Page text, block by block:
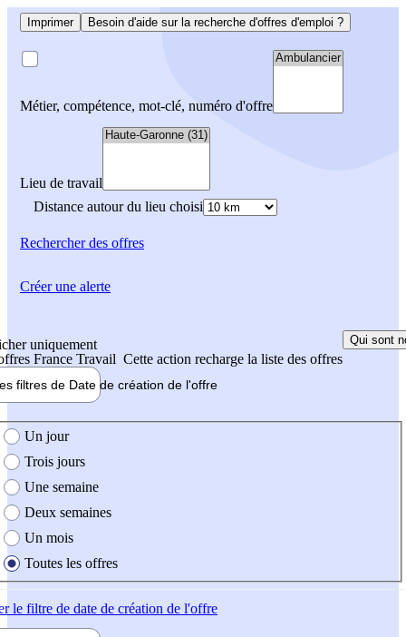
Imprimer Besoin d'aide sur la recherche d'offres d'emploi ?
Métier, compétence, mot-clé, numéro d'offre
Lieu de travail
Distance autour du lieu choisi
Rechercherdes offres
uniquement
France Travail Cette action recharge la liste des offres
Qui sont
filtres de Date de création de l'offre
création de l'offre
Un jour
Trois jours
Une semaine
Deux semaines
Un mois
Toutes les offres
le filtre de date de création de l'offre
Créer une alerte